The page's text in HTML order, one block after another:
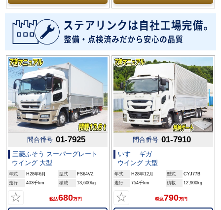
問合番号 01-7925
三菱ふそう スーパーグレート
ウイング 大型
年式 H28年6月 型式
FS64VZ
走行
403千km 積載 13,600kg
☆ 税込680万円
問合番号 01-7910
いすゞ ギガ
ウイング 大型
年式 H28年12月 型式
CYJ77B
走行
754千km 積載 12,900kg
☆ 税込790万円